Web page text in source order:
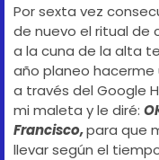
Por sexta vez
de nuevo el ritual de
a la cuna de la alta
año planeo hacerme
a través del Google
mi maleta y le diré:
Francisco,para que
llevar según el